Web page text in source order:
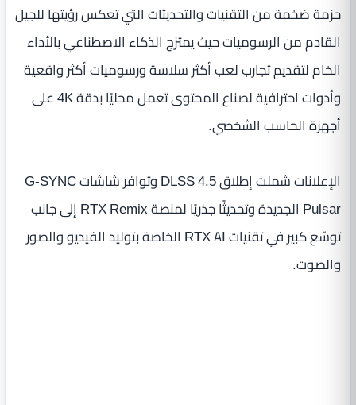
حزمة ضخمة من التقنيات والتحديثات التي تعكس رؤيتها للجيل
القادم من الرسوميات حيث يمتزج الذكاء الاصطناعي بالأداء
الخام لتقديم تجارب لعب أكثر سلاسة ورسوميات أكثر واقعية
وأدوات احترافية لصناع المحتوى تعمل محليًا بدقة 4K على
أجهزة الحاسب الشخصي.
الإعلانات شملت إطلاق DLSS 4.5 وتوافر شاشات G-SYNC
Pulsar الجديدة وتحديثًا جذريًا لمنصة RTX Remix إلى جانب
توسّع كبير في تقنيات RTX AI الخاصة بتوليد الفيديو والصور
والصوت.